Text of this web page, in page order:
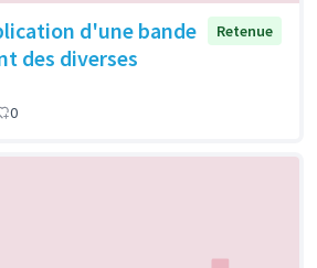
d'une bande
des diverses
Retenue
0